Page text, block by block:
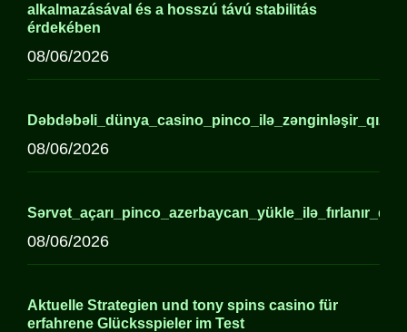
alkalmazásával és a hosszú távú stabilitás
érdekében
08/06/2026
08/06/2026
08/06/2026
Aktuelle Strategien und tony spins casino für
erfahrene Glücksspieler im Test